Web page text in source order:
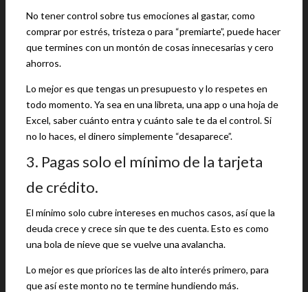
No tener control sobre tus emociones al gastar, como
comprar por estrés, tristeza o para “premiarte”, puede hacer
que termines con un montón de cosas innecesarias y cero
ahorros.
Lo mejor es que tengas un presupuesto y lo respetes en
todo momento. Ya sea en una libreta, una app o una hoja de
Excel, saber cuánto entra y cuánto sale te da el control. Si
no lo haces, el dinero simplemente “desaparece”.
3. Pagas solo el mínimo de la tarjeta
de crédito.
El mínimo solo cubre intereses en muchos casos, así que la
deuda crece y crece sin que te des cuenta. Esto es como
una bola de nieve que se vuelve una avalancha.
Lo mejor es que priorices las de alto interés primero, para
que así este monto no te termine hundiendo más.